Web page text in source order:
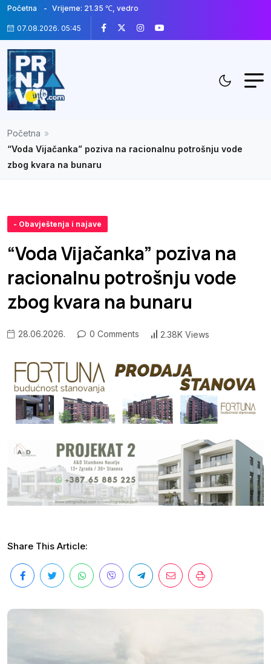
Početna Vrijeme: 21.35 ℃, vedro
07.08.2026. 05:45
Početna »
“Voda Vijačanka” poziva na racionalnu potrošnju vode
zbog kvara na bunaru
- Obavještenja i najave
“Voda Vijačanka” poziva na
racionalnu potrošnju vode
zbog kvara na bunaru
28.06.2026. 0 Comments 2.38K Views
Share This Article: